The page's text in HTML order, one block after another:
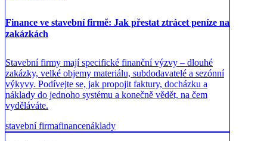
Finance ve stavební firmě: Jak přestat ztrácet peníze na
zakázkách
Stavební firmy mají specifické finanční výzvy – dlouhé
zakázky, velké objemy materiálu, subdodavatelé a sezónní
výkyvy. Podívejte se, jak propojit faktury, docházku a
náklady do jednoho systému a konečně vědět, na čem
vyděláváte.
stavební firmafinancenáklady